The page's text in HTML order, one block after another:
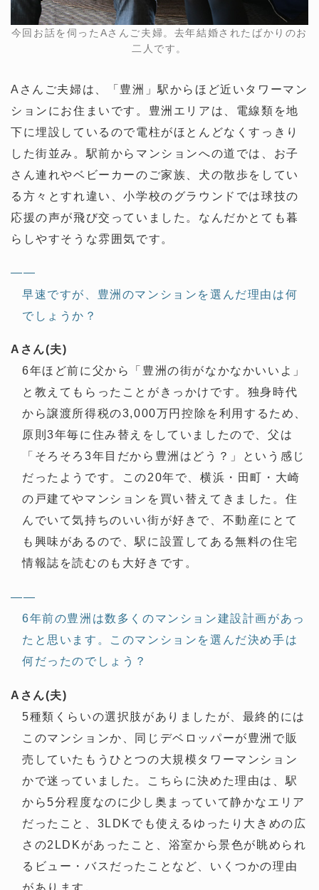
今回お話を伺ったAさんご夫婦。去年結婚されたばかりのお
二人です。
Aさんご夫婦は、「豊洲」駅からほど近いタワーマン
ションにお住まいです。豊洲エリアは、電線類を地
下に埋設しているので電柱がほとんどなくすっきり
した街並み。駅前からマンションへの道では、お子
さん連れやベビーカーのご家族、犬の散歩をしてい
る方々とすれ違い、小学校のグラウンドでは球技の
応援の声が飛び交っていました。なんだかとても暮
らしやすそうな雰囲気です。
——
早速ですが、豊洲のマンションを選んだ理由は何
でしょうか？
Aさん(夫)
6年ほど前に父から「豊洲の街がなかなかいいよ」
と教えてもらったことがきっかけです。独身時代
から譲渡所得税の3,000万円控除を利用するため、
原則3年毎に住み替えをしていましたので、父は
「そろそろ3年目だから豊洲はどう？」という感じ
だったようです。この20年で、横浜・田町・大崎
の戸建てやマンションを買い替えてきました。住
んでいて気持ちのいい街が好きで、不動産にとて
も興味があるので、駅に設置してある無料の住宅
情報誌を読むのも大好きです。
——
6年前の豊洲は数多くのマンション建設計画があっ
たと思います。このマンションを選んだ決め手は
何だったのでしょう？
Aさん(夫)
5種類くらいの選択肢がありましたが、最終的には
このマンションか、同じデベロッパーが豊洲で販
売していたもうひとつの大規模タワーマンション
かで迷っていました。こちらに決めた理由は、駅
から5分程度なのに少し奥まっていて静かなエリア
だったこと、3LDKでも使えるゆったり大きめの広
さの2LDKがあったこと、浴室から景色が眺められ
るビュー・バスだったことなど、いくつかの理由
があります。